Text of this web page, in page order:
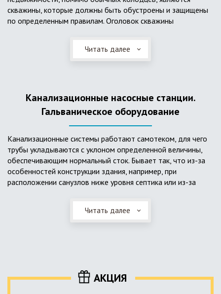
скважины, которые должны быть обустроены и защищены
по определенным правилам. Оголовок скважины
и автоматикой. Все это оборудование способно
подвергаться загрязнению атмосферными и
его работу в нормальном режиме. Лучшим способом
защиты оборудования является устройство герметичной
камеры или кессона, который не только защищает оголовок
скважины от негативных воздействий, но и обеспечивает
удобные условия для обслуживания в любой период года.
Кессон может быть выполнен из обычных железобетонных
колец, но только при отсутствии высокого уровня
подземных вод, так как в этом случае затруднительно
обеспечить требуемую герметичность. Если имеется
достаточную герметичность, недорогие, легко
Читать далее
Канализационные насосные станции.
Гальваническое оборудование
Канализационные системы работают самотеком, для чего
трубы укладываются с уклоном определенной величины,
обеспечивающим нормальный сток. Бывает так, что из-за
особенностей конструкции здания, например, при
расположении санузлов ниже уровня септика или из-за
Единственное решение в таком случае – это
использование КНС – канализационной насосной станции.
до выгребной ямы, септика или станции ГБО.
Читать далее
АКЦИЯ